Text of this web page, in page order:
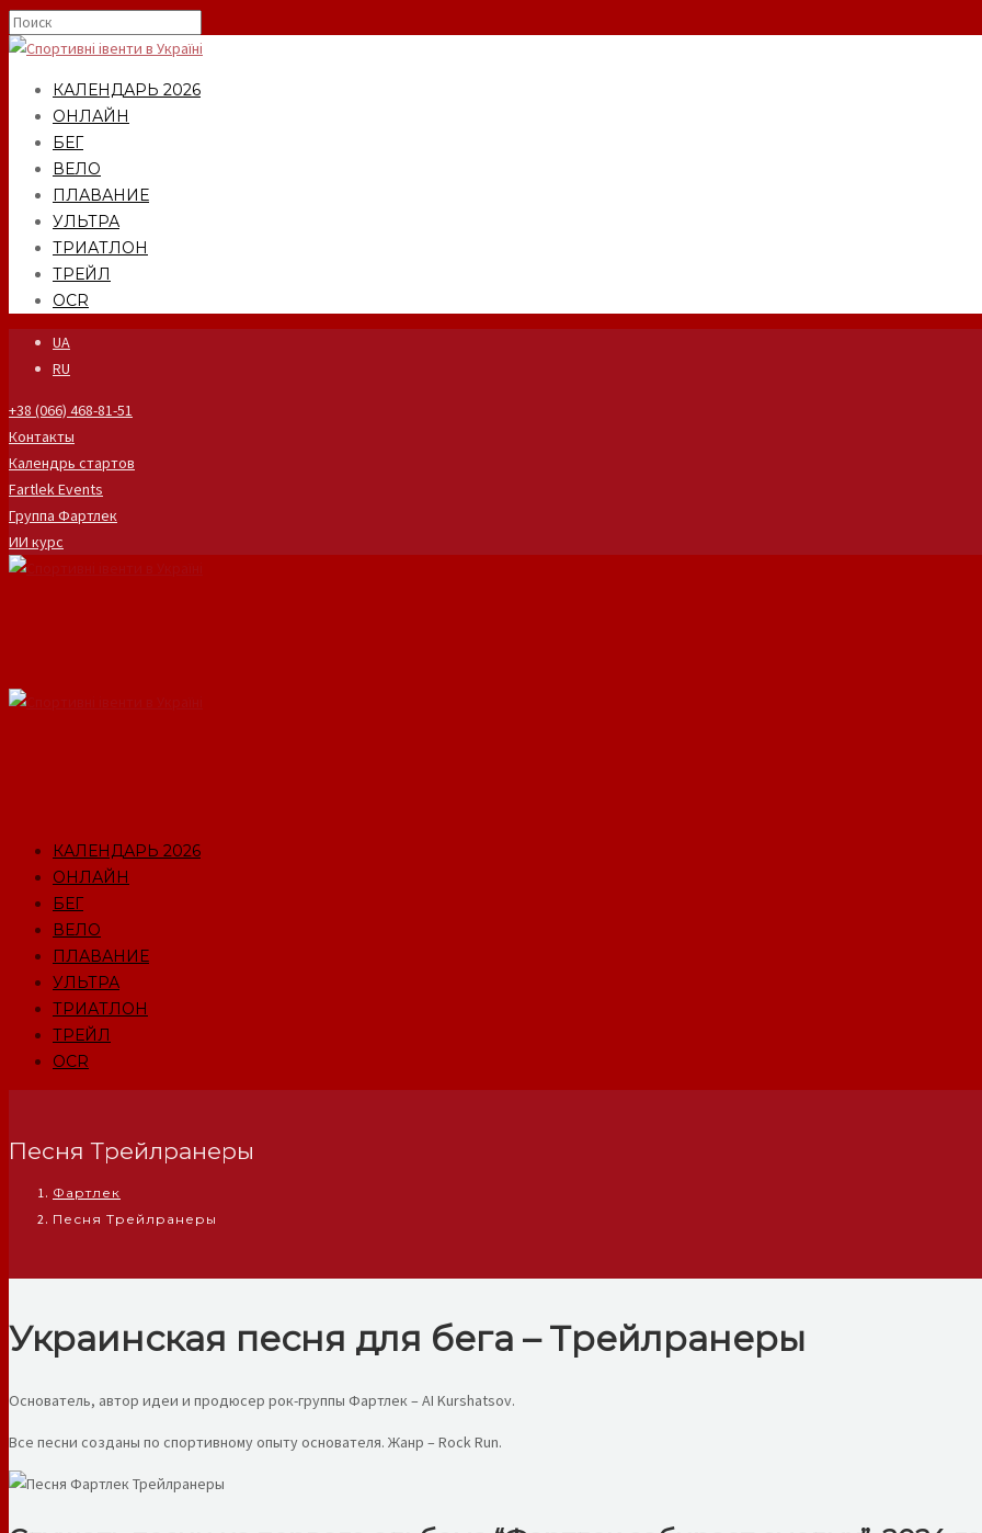
КАЛЕНДАРЬ 2026
ОНЛАЙН
БЕГ
ВЕЛО
ПЛАВАНИЕ
УЛЬТРА
ТРИАТЛОН
ТРЕЙЛ
OCR
UA
RU
+38 (066) 468-81-51
Контакты
Календрь стартов
Fartlek Events
Группа Фартлек
ИИ курс
КАЛЕНДАРЬ 2026
ОНЛАЙН
БЕГ
ВЕЛО
ПЛАВАНИЕ
УЛЬТРА
ТРИАТЛОН
ТРЕЙЛ
OCR
Песня Трейлранеры
Фартлек
Песня Трейлранеры
Украинская песня для бега – Трейлранеры
Основатель, автор идеи и продюсер рок-группы Фартлек – AI Kurshatsov.
Все песни созданы по спортивному опыту основателя. Жанр – Rock Run.